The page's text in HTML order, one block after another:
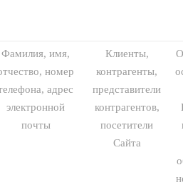
Фамилия, имя,
номер
адрес
электронной
почты
Клиенты,
контрагенты,
представители
контрагентов,
посетители
Сайта